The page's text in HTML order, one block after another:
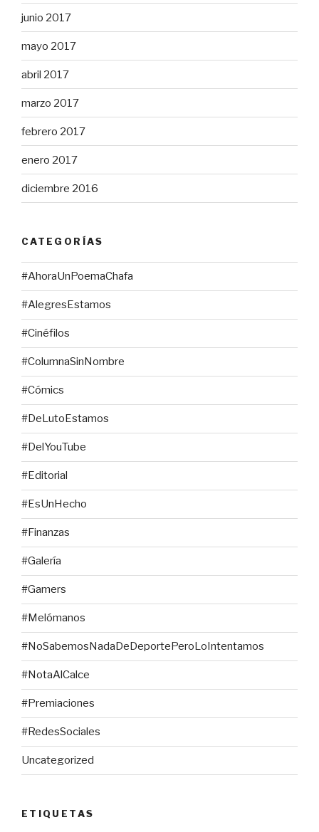
junio 2017
mayo 2017
abril 2017
marzo 2017
febrero 2017
enero 2017
diciembre 2016
CATEGORÍAS
#AhoraUnPoemaChafa
#AlegresEstamos
#Cinéfilos
#ColumnaSinNombre
#Cómics
#DeLutoEstamos
#DelYouTube
#Editorial
#EsUnHecho
#Finanzas
#Galería
#Gamers
#Melómanos
#NoSabemosNadaDeDeportePeroLoIntentamos
#NotaAlCalce
#Premiaciones
#RedesSociales
Uncategorized
ETIQUETAS